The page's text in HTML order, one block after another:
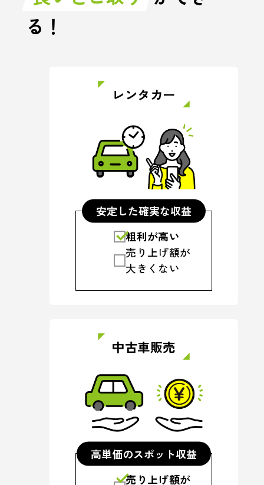
る！
レンタカー
安定した確実な収益
粗利が高い
売り上げ額が
大きくない
中古車販売
高単価のスポット収益
売り上げ額が